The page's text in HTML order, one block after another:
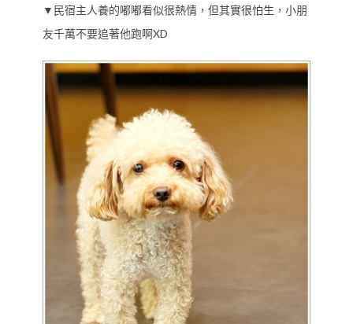
▼民宿主人養的嘟嘟看似很熱情，但其實很怕生，小朋
友千萬不要追著他跑啊XD